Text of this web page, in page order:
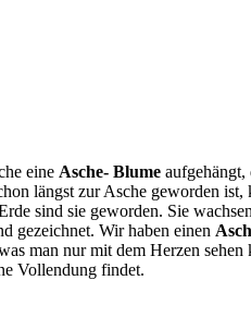
eine Asche- Blume
längst zur Asche geworden
sind sie geworden. Sie
gezeichnet. Wir haben einen
man nur mit dem Herzen
Vollendung findet.